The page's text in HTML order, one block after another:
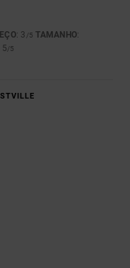
: 3 /5 TAMANHO:
5/5